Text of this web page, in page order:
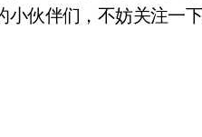
伙伴们，不妨关注一下